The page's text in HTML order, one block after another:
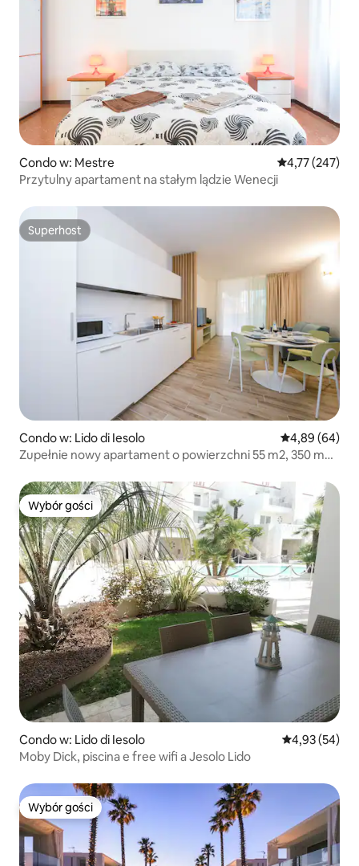
Condo w: Mestre Średnia
4,77 (247)
Przytulny apartament na stałym lądzie Wenecji
Superhost
Superhost
Condo w: Lido di Iesolo Średnia
4,89 (64)
Zupełnie nowy apartament o powierzchni 55 m2, 350 m
Wybór gości
Wybór gości
Condo w: Lido di Iesolo Średnia
4,93 (54)
Moby Dick, piscina e free wifi a Jesolo Lido
Wybór gości
Wybór gości